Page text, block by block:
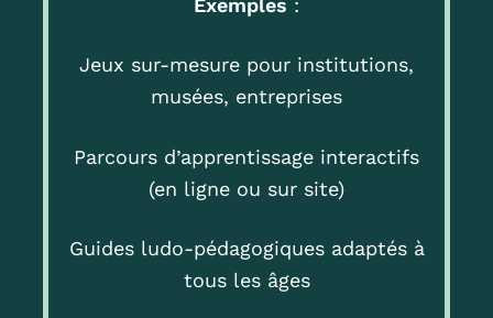
Exemples :
Jeux sur-mesure pour institutions,
musées, entreprises
Parcours d’apprentissage interactifs
(en ligne ou sur site)
Guides ludo-pédagogiques adaptés à
tous les âges